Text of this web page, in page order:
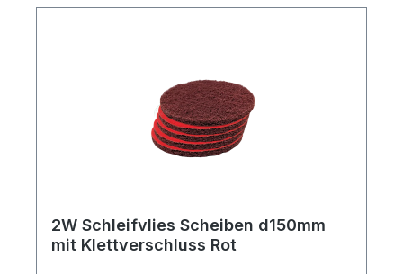
2W Schleifvlies Scheiben d150mm
mit Klettverschluss Rot